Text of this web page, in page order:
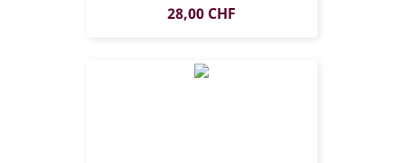
Prix
28,00 CHF